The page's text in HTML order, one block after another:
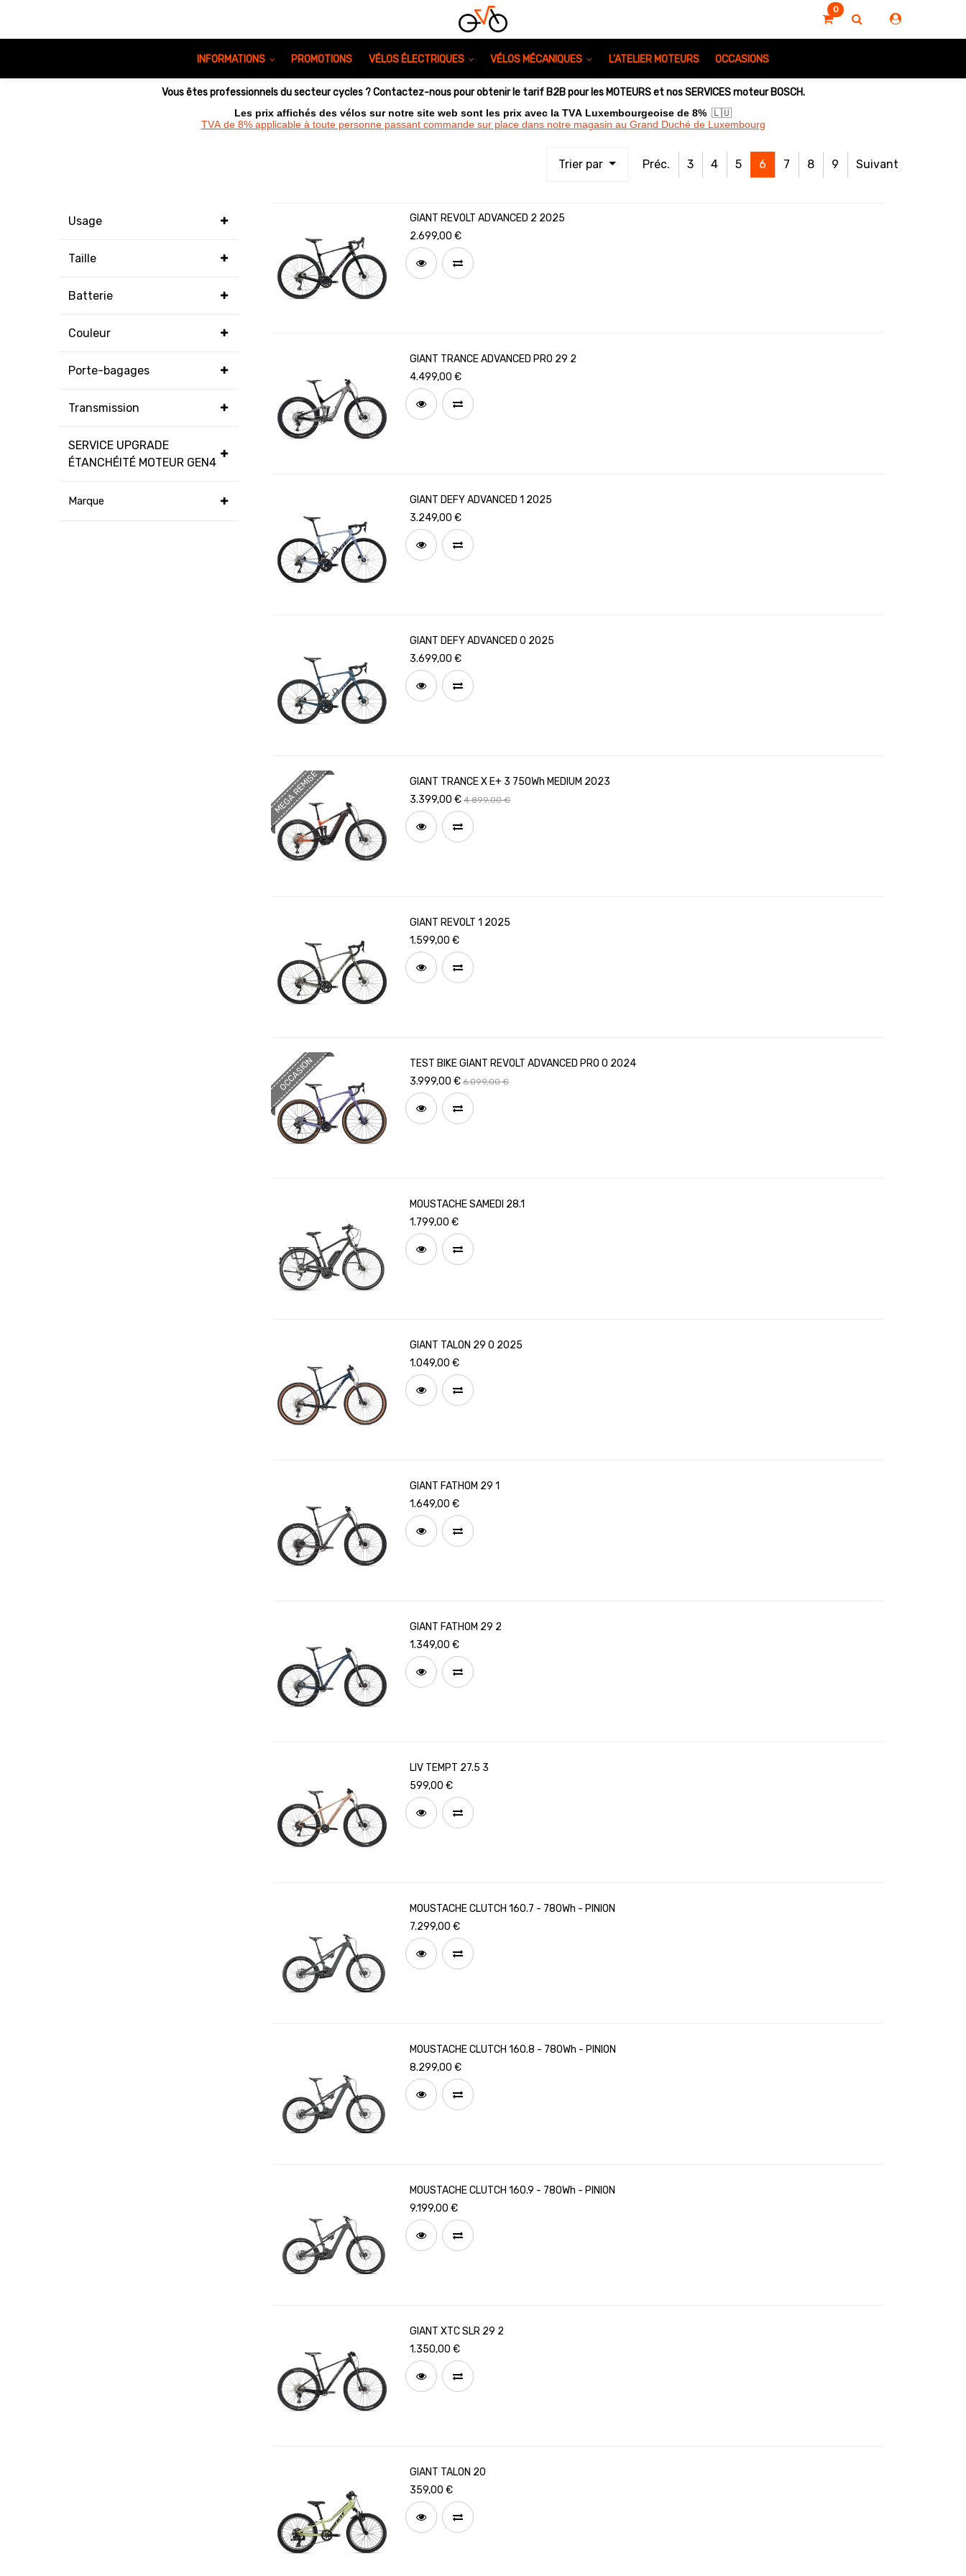
0
INFORMATIONS PROMOTIONS VÉLOS ÉLECTRIQUES VÉLOS MÉCANIQUES L'ATELIER MOTEURS OCCASIONS
Vous êtes professionnels du secteur cycles ? Contactez-nous pour obtenir le tarif B2B pour les MOTEURS et nos SERVICES moteur BOSCH.
Les prix affichés des vélos sur notre site web sont les prix avec la TVA Luxembourgeoise de 8% 🇱🇺
TVA de 8% applicable à toute personne passant commande sur place dans notre magasin au Grand Duché de Luxembourg
Préc. 3 4 5 6 7 8 9 Suivant
Trier par
Usage
Taille
Batterie
Couleur
Porte-bagages
Transmission
SERVICE UPGRADE
ÉTANCHÉITÉ MOTEUR GEN4
Marque
GIANT REVOLT ADVANCED 2 2025
2.699,00 €
GIANT TRANCE ADVANCED PRO 29 2
4.499,00 €
GIANT DEFY ADVANCED 1 2025
3.249,00 €
GIANT DEFY ADVANCED 0 2025
3.699,00 €
MEGA REMISE
GIANT TRANCE X E+ 3 750Wh MEDIUM 2023
3.399,00 € 4.899,00€
GIANT REVOLT 1 2025
1.599,00 €
OCCASION
TEST BIKE GIANT REVOLT ADVANCED PRO 0 2024
3.999,00 € 6.099,00€
MOUSTACHE SAMEDI 28.1
1.799,00 €
GIANT TALON 29 0 2025
1.049,00 €
GIANT FATHOM 29 1
1.649,00 €
GIANT FATHOM 29 2
1.349,00 €
LIV TEMPT 27.5 3
599,00 €
MOUSTACHE CLUTCH 160.7 - 780Wh - PINION
7.299,00 €
MOUSTACHE CLUTCH 160.8 - 780Wh - PINION
8.299,00 €
MOUSTACHE CLUTCH 160.9 - 780Wh - PINION
9.199,00 €
GIANT XTC SLR 29 2
1.350,00 €
GIANT TALON 20
359,00 €